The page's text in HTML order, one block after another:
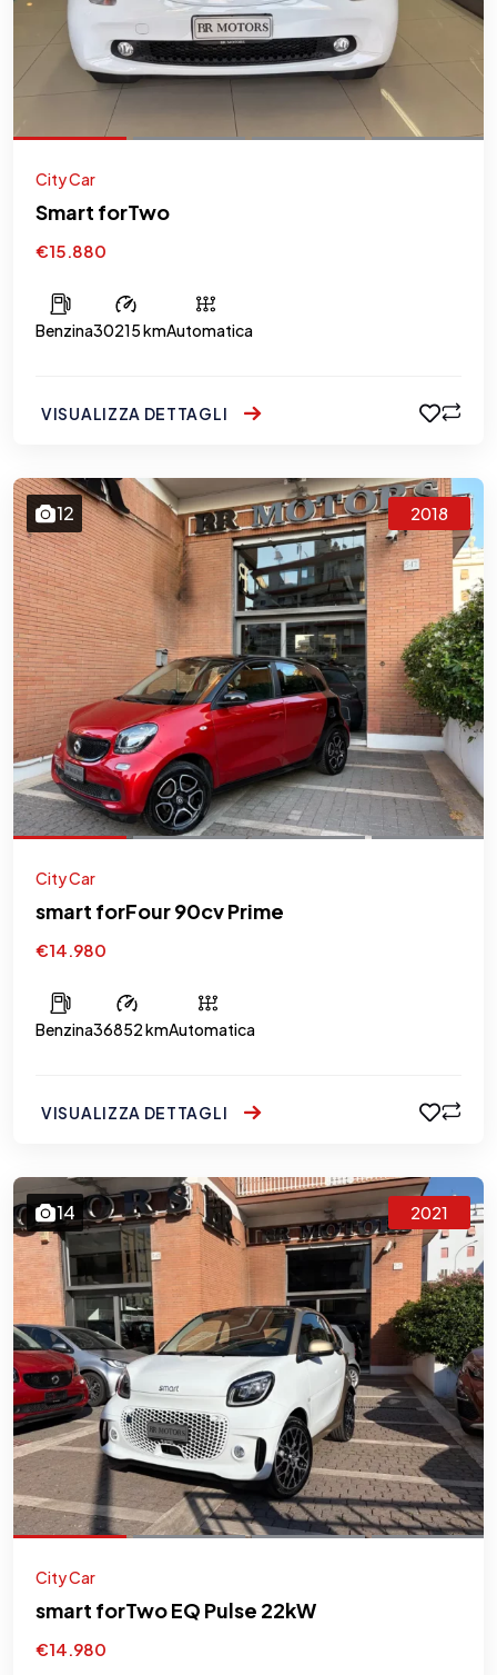
City Car
Smart forTwo
€15.880
Benzina30215 kmAutomatica
VISUALIZZA DETTAGLI
12 2018
City Car
smart forFour 90cv Prime
€14.980
Benzina36852 kmAutomatica
VISUALIZZA DETTAGLI
14 2021
City Car
smart forTwo EQ Pulse 22kW
€14.980